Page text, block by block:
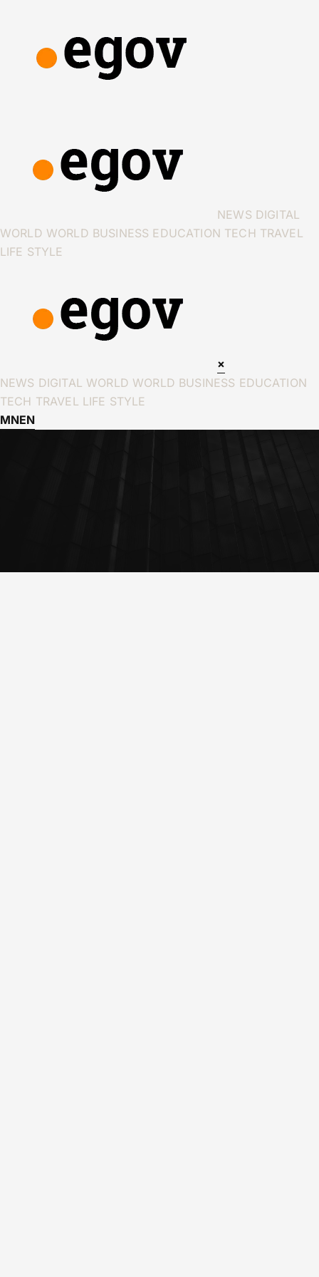
NEWS DIGITAL
WORLD WORLD BUSINESS EDUCATION TECH TRAVEL
LIFE STYLE
×
NEWS DIGITAL WORLD WORLD BUSINESS EDUCATION
TECH TRAVEL LIFE STYLE
MNEN